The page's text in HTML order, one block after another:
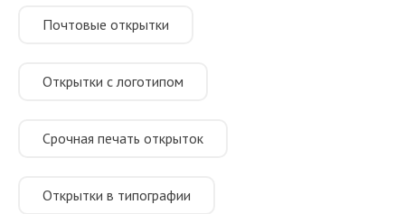
Почтовые открытки
Открытки с логотипом
Срочная печать открыток
Открытки в типографии